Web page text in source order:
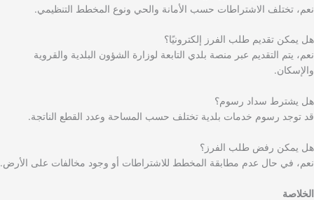
نعم، تختلف الاشتراطات حسب الأمانة والحي ونوع المخطط التنظيمي.
هل يمكن تقديم طلب الفرز إلكترونيًا؟
نعم، يتم التقديم عبر منصة بلدي التابعة لوزارة الشؤون البلدية والقروية
والإسكان.
هل يشترط سداد رسوم؟
قد توجد رسوم خدمات بلدية تختلف حسب المساحة وعدد القطع الناتجة.
هل يمكن رفض طلب الفرز؟
نعم، في حال عدم مطابقة المخطط للاشتراطات أو وجود مخالفات على الأرض.
الخلاصة